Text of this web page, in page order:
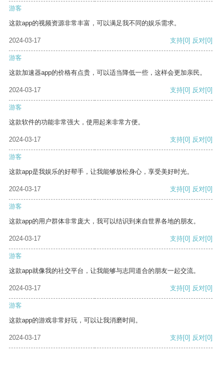
游客
这款app的视频资源非常丰富，可以满足我不同的娱乐需求。
2024-03-17 支持[0] 反对[0]
游客
这款加速器app的价格有点贵，可以适当降低一些，这样会更加亲民。
2024-03-17 支持[0] 反对[0]
游客
这款软件的功能非常强大，使用起来非常方便。
2024-03-17 支持[0] 反对[0]
游客
这款app是我娱乐的好帮手，让我能够放松身心，享受美好时光。
2024-03-17 支持[0] 反对[0]
游客
这款app的用户群体非常庞大，我可以结识到来自世界各地的朋友。
2024-03-17 支持[0] 反对[0]
游客
这款app就像我的社交平台，让我能够与志同道合的朋友一起交流。
2024-03-17 支持[0] 反对[0]
游客
这款app的游戏非常好玩，可以让我消磨时间。
2024-03-17 支持[0] 反对[0]